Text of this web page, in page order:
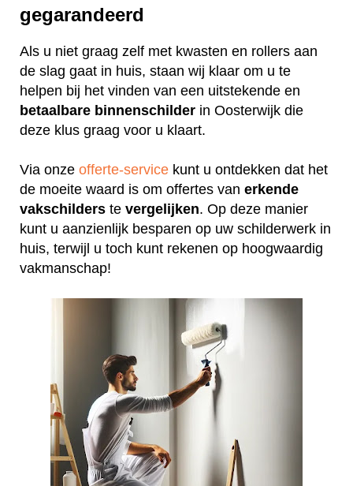
gegarandeerd
Als u niet graag zelf met kwasten en rollers aan
de slag gaat in huis, staan wij klaar om u te
helpen bij het vinden van een uitstekende en
betaalbare binnenschilder in Oosterwijk die
deze klus graag voor u klaart.
Via onze offerte-service kunt u ontdekken dat het
de moeite waard is om offertes van erkende
vakschilders te vergelijken. Op deze manier
kunt u aanzienlijk besparen op uw schilderwerk in
huis, terwijl u toch kunt rekenen op hoogwaardig
vakmanschap!